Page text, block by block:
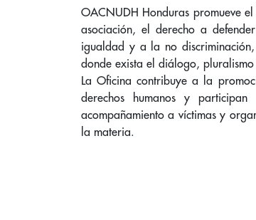
OACNUDH Honduras promueve
asociación, el derecho a
igualdad y a la no
donde exista el diálogo,
La Oficina contribuye a la
derechos humanos y
acompañamiento a víctimas y
la materia.